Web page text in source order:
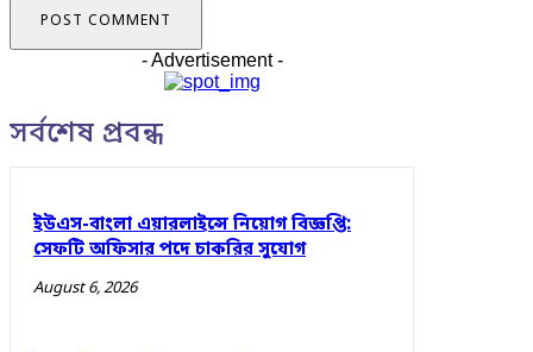
- Advertisement -
সর্বশেষ প্রবন্ধ
ইউএস-বাংলা এয়ারলাইন্সে নিয়োগ বিজ্ঞপ্তি:
সেফটি অফিসার পদে চাকরির সুযোগ
August 6, 2026